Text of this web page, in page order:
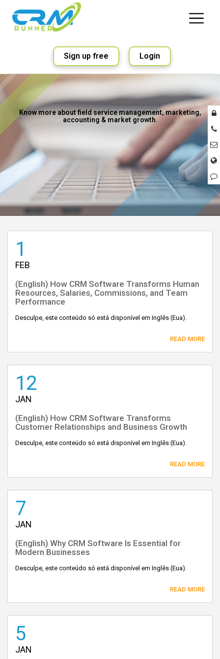
Sign up free Login
Know more about field service management, marketing,
accounting & market growth.
1
FEB
(English) How CRM Software Transforms Human
Resources, Salaries, Commissions, and Team
Performance
Desculpe, este conteúdo só está disponível em Inglês (Eua).
READ MORE
12
JAN
(English) How CRM Software Transforms
Customer Relationships and Business Growth
Desculpe, este conteúdo só está disponível em Inglês (Eua).
READ MORE
7
JAN
(English) Why CRM Software Is Essential for
Modern Businesses
Desculpe, este conteúdo só está disponível em Inglês (Eua).
READ MORE
5
JAN